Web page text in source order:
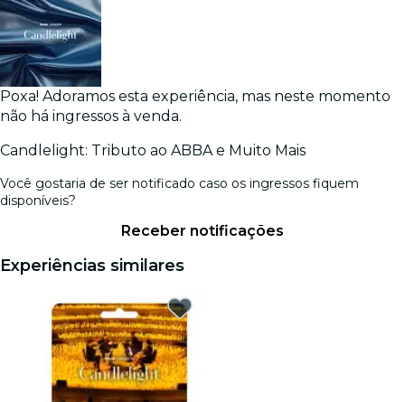
Poxa! Adoramos esta experiência, mas neste momento
não há ingressos à venda.
Candlelight: Tributo ao ABBA e Muito Mais
Você gostaria de ser notificado caso os ingressos fiquem
disponíveis?
Receber notificações
Experiências similares